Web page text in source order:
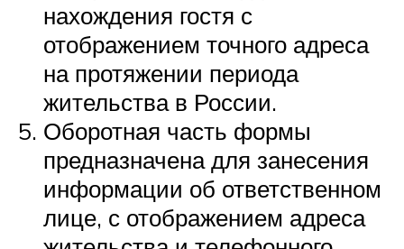
нахождения гостя с
отображением точного адреса
на протяжении периода
жительства в России.
Оборотная часть формы
предназначена для занесения
информации об ответственном
лице, с отображением адреса